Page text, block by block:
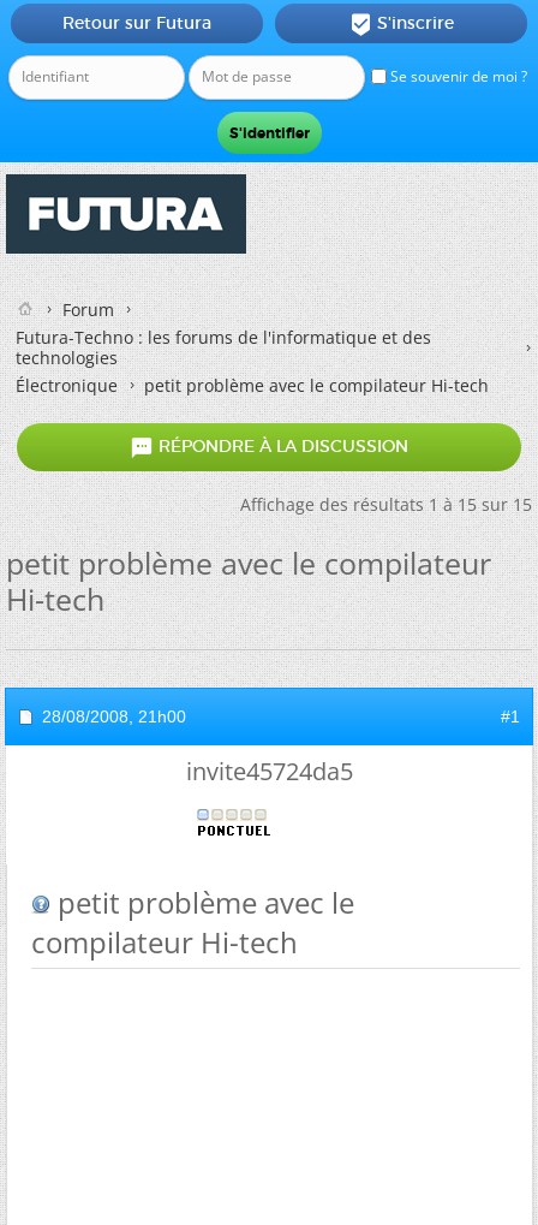
Se souvenir de moi ?
Retour sur Futura  S'inscrire
Forum
Futura-Techno : les forums de l'informatique et des
technologies
Électronique
petit problème avec le compilateur Hi-tech
 RÉPONDRE À LA DISCUSSION
Affichage des résultats 1 à 15 sur 15
petit problème avec le compilateur
Hi-tech
28/08/2008, 21h00 #1
invite45724da5
petit problème avec le
compilateur Hi-tech